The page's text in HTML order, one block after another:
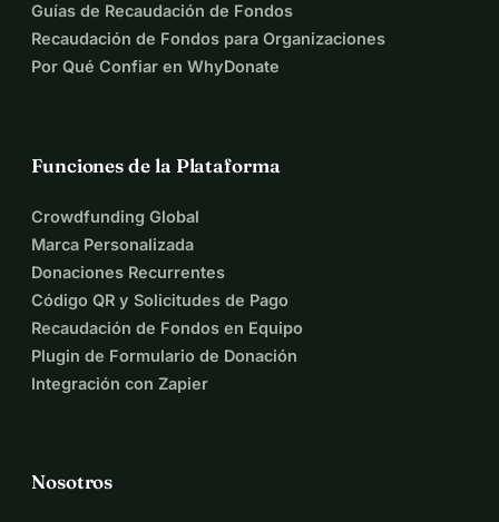
Guías de Recaudación de Fondos
Recaudación de Fondos para Organizaciones
Por Qué Confiar en WhyDonate
Funciones de la Plataforma
Crowdfunding Global
Marca Personalizada
Donaciones Recurrentes
Código QR y Solicitudes de Pago
Recaudación de Fondos en Equipo
Plugin de Formulario de Donación
Integración con Zapier
Nosotros